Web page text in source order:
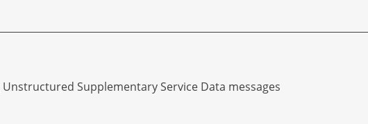
Supplementary Service Data messages